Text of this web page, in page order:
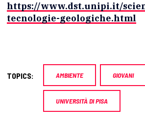
https://www.dst.unipi.it/
tecnologie-geologiche.html
TOPICS: AMBIENTE GIOVANI
UNIVERSITÀ DI PISA